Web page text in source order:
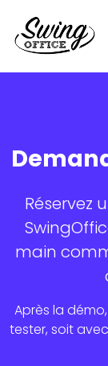
Réservez
main
Après la
tester, soit